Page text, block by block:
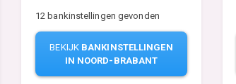
12 bankinstellingen gevonden
BEKIJK BANKINSTELLINGEN
IN NOORD-BRABANT